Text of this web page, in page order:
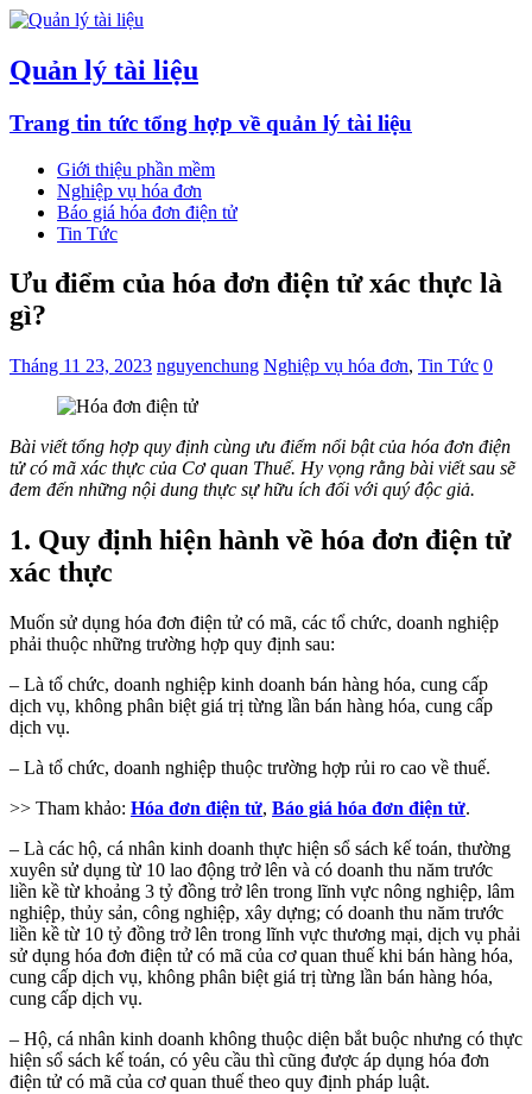
Quản lý tài liệu
Trang tin tức tổng hợp về quản lý tài liệu
Giới thiệu phần mềm
Nghiệp vụ hóa đơn
Báo giá hóa đơn điện tử
Tin Tức
Ưu điểm của hóa đơn điện tử xác thực là
gì?
Tháng 11 23, 2023 nguyenchung Nghiệp vụ hóa đơn, Tin Tức 0
Bài viết tổng hợp quy định cùng ưu điểm nổi bật của hóa đơn điện
tử có mã xác thực của Cơ quan Thuế. Hy vọng rằng bài viết sau sẽ
đem đến những nội dung thực sự hữu ích đối với quý độc giả.
1. Quy định hiện hành về hóa đơn điện tử
xác thực
Muốn sử dụng hóa đơn điện tử có mã, các tổ chức, doanh nghiệp
phải thuộc những trường hợp quy định sau:
– Là tổ chức, doanh nghiệp kinh doanh bán hàng hóa, cung cấp
dịch vụ, không phân biệt giá trị từng lần bán hàng hóa, cung cấp
dịch vụ.
– Là tổ chức, doanh nghiệp thuộc trường hợp rủi ro cao về thuế.
>> Tham khảo: Hóa đơn điện tử, Báo giá hóa đơn điện tử.
– Là các hộ, cá nhân kinh doanh thực hiện sổ sách kế toán, thường
xuyên sử dụng từ 10 lao động trở lên và có doanh thu năm trước
liền kề từ khoảng 3 tỷ đồng trở lên trong lĩnh vực nông nghiệp, lâm
nghiệp, thủy sản, công nghiệp, xây dựng; có doanh thu năm trước
liền kề từ 10 tỷ đồng trở lên trong lĩnh vực thương mại, dịch vụ phải
sử dụng hóa đơn điện tử có mã của cơ quan thuế khi bán hàng hóa,
cung cấp dịch vụ, không phân biệt giá trị từng lần bán hàng hóa,
cung cấp dịch vụ.
– Hộ, cá nhân kinh doanh không thuộc diện bắt buộc nhưng có thực
hiện sổ sách kế toán, có yêu cầu thì cũng được áp dụng hóa đơn
điện tử có mã của cơ quan thuế theo quy định pháp luật.